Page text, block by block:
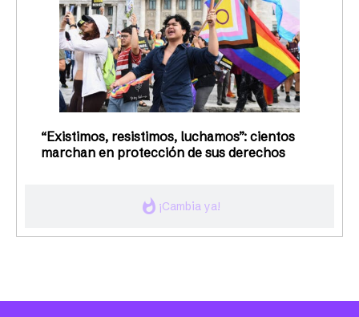
whatshot ¡Cambia ya!
“Existimos, resistimos, luchamos”: cientos
marchan en protección de sus derechos